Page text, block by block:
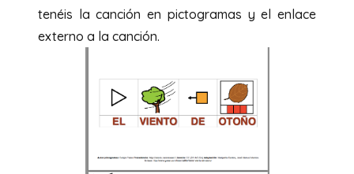
tenéis la canción en pictogramas y el enlace
externo a la canción.